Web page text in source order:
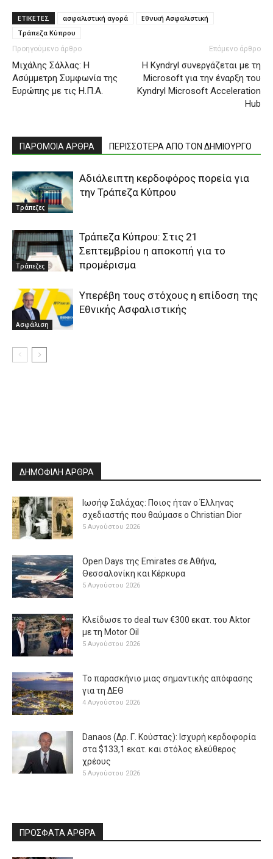
ΕΤΙΚΕΤΕΣ ασφαλιστική αγορά
Εθνική Ασφαλιστική
Τράπεζα Κύπρου
Προηγούμενο άρθρο
Μιχάλης Σάλλας: Η
Ασύμμετρη Συμφωνία της
Ευρώπης με τις Η.Π.Α.
Επόμενο άρθρο
Η Kyndryl συνεργάζεται με τη
Microsoft για την έναρξη του
Kyndryl Microsoft Acceleration
Hub
ΠΑΡΟΜΟΙΑ ΑΡΘΡΑ ΠΕΡΙΣΣΟΤΕΡΑ ΑΠΟ ΤΟΝ ΔΗΜΙΟΥΡΓΟ
Τράπεζες
Αδιάλειπτη κερδοφόρος πορεία για
την Τράπεζα Κύπρου
Τράπεζες
Τράπεζα Κύπρου: Στις 21
Σεπτεμβρίου η αποκοπή για το
προμέρισμα
Ασφάλιση
Yπερέβη τους στόχους η επίδοση της
Εθνικής Ασφαλιστικής
ΔΗΜΟΦΙΛΗ ΑΡΘΡΑ
Ιωσήφ Σαλάχας: Ποιος ήταν ο Έλληνας
σχεδιαστής που θαύμασε ο Christian Dior
5 Αυγούστου 2026
Open Days της Emirates σε Αθήνα,
Θεσσαλονίκη και Κέρκυρα
5 Αυγούστου 2026
Κλείδωσε το deal των €300 εκατ. του Aktor
με τη Μotor Oil
5 Αυγούστου 2026
Το παρασκήνιο μιας σημαντικής απόφασης
για τη ΔΕΘ
4 Αυγούστου 2026
Danaos (Δρ. Γ. Κούστας): Ισχυρή κερδοφορία
στα $133,1 εκατ. και στόλος ελεύθερος
χρέους
5 Αυγούστου 2026
ΠΡΟΣΦΑΤΑ ΑΡΘΡΑ